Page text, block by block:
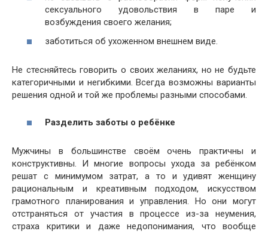
сексуального удовольствия в паре и
возбуждения своего желания;
заботиться об ухоженном внешнем виде.
Не стесняйтесь говорить о своих желаниях, но не будьте
категоричными и негибкими. Всегда возможны варианты
решения одной и той же проблемы разными способами.
Разделить заботы о ребёнке
Мужчины в большинстве своём очень практичны и
конструктивны. И многие вопросы ухода за ребёнком
решат с минимумом затрат, а то и удивят женщину
рациональным и креативным подходом, искусством
грамотного планирования и управления. Но они могут
отстраняться от участия в процессе из-за неумения,
страха критики и даже недопонимания, что вообще